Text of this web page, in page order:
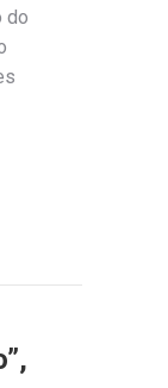
do